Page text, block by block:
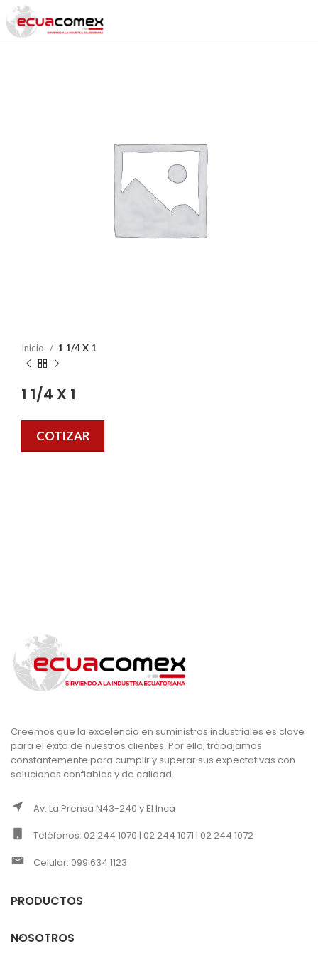
Inicio 1 1/4 X 1
1 1/4 X 1
COTIZAR
Creemos que la excelencia en suministros industriales es clave
para el éxito de nuestros clientes. Por ello, trabajamos
constantemente para cumplir y superar sus expectativas con
soluciones confiables y de calidad.
Av. La Prensa N43-240 y El Inca
Teléfonos: 02 244 1070 | 02 244 1071 | 02 244 1072
Celular: 099 634 1123
PRODUCTOS
NOSOTROS